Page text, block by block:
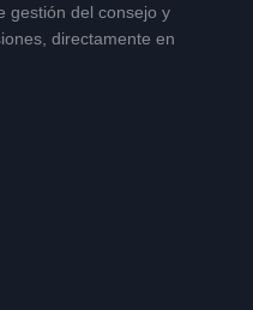
gestión del consejo y
directamente en